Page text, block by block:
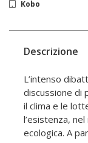
Kobo
Descrizione
L’intenso
discussione di
il clima e le
l’esistenza,
ecologica. A